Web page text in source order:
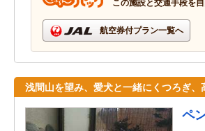
この施設と交通手段を
航空券付プラン一覧へ
浅間山を望み、愛犬と一緒にくつろぎ、
ペ